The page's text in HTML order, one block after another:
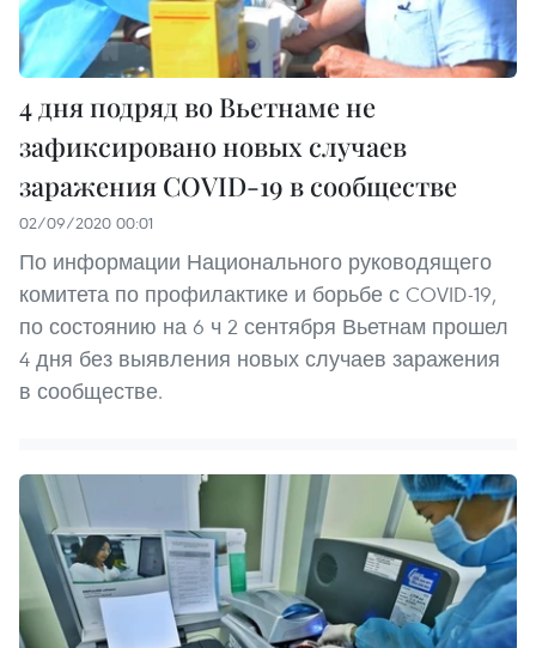
4 дня подряд во Вьетнаме не
зафиксировано новых случаев
заражения COVID-19 в сообществе
02/09/2020 00:01
По информации Национального руководящего
комитета по профилактике и борьбе с COVID-19,
по состоянию на 6 ч 2 сентября Вьетнам прошел
4 дня без выявления новых случаев заражения
в сообществе.